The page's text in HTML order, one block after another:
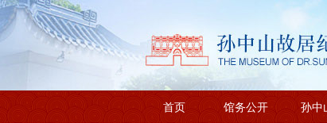
首页 馆务公开 孙中